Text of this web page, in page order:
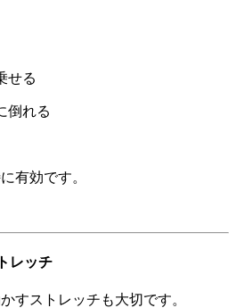
せる
倒れる
有効です。
レッチ
すストレッチも大切です。